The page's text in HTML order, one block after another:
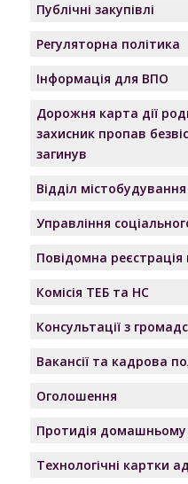
Публічні закупівлі
Регуляторна політика
Інформація для ВПО
Дорожня карта дії
захисник пропав
загинув
Відділ
Управління
Повідомна
Комісія ТЕБ та НС
Консультації з
Вакансії та кадрова
Оголошення
Протидія домашньому
Технологічні картки